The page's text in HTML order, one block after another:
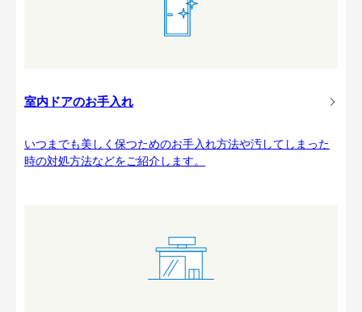
室内ドアのお手入れ
いつまでも美しく保つためのお手入れ方法や汚してしまった
時の対処方法などをご紹介します。